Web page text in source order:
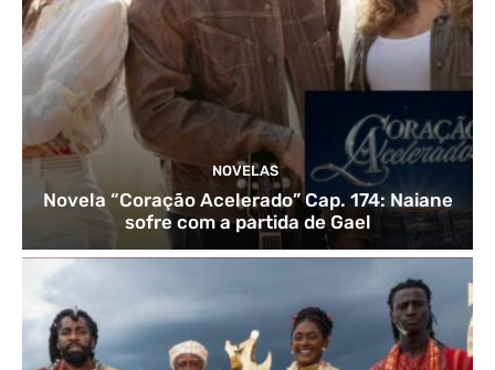
NOVELAS
Novela “Coração Acelerado” Cap. 174: Naiane
sofre com a partida de Gael